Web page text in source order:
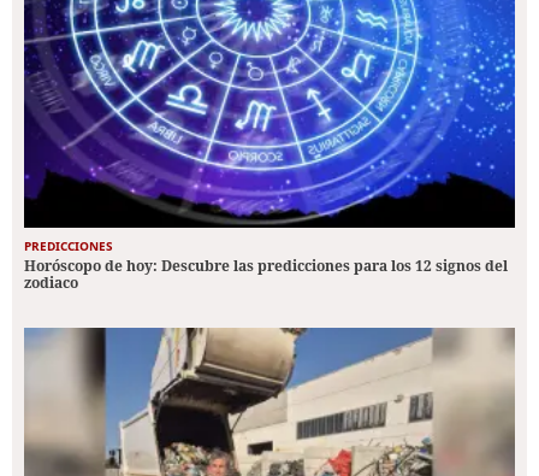
PREDICCIONES
Horóscopo de hoy: Descubre las predicciones para los 12 signos del
zodiaco